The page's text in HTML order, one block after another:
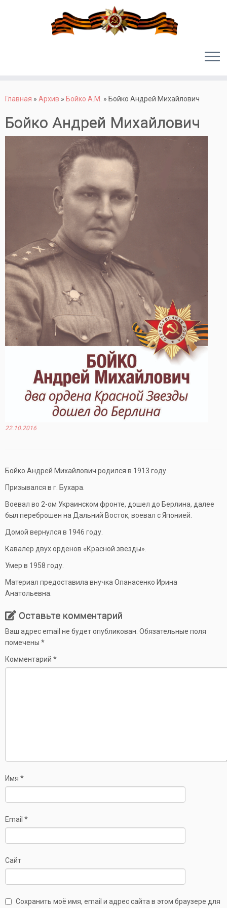
Главная » Архив » Бойко А.М. » Бойко Андрей Михайлович
Бойко Андрей Михайлович
22.10.2016
Бойко Андрей Михайлович родился в 1913 году.
Призывался в г. Бухара.
Воевал во 2-ом Украинском фронте, дошел до Берлина, далее
был переброшен на Дальний Восток, воевал с Японией.
Домой вернулся в 1946 году.
Кавалер двух орденов «Красной звезды».
Умер в 1958 году.
Материал предоставила внучка Опанасенко Ирина
Анатольевна.
Оставьте комментарий
Ваш адрес email не будет опубликован. Обязательные поля
помечены *
Комментарий *
Имя *
Email *
Сайт
Сохранить моё имя, email и адрес сайта в этом браузере для